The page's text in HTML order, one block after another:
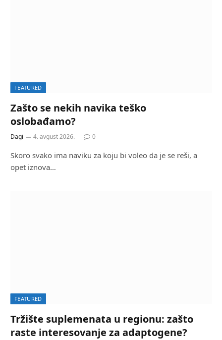
FEATURED
Zašto se nekih navika teško
oslobađamo?
Dagi 4. avgust 2026. 0
Skoro svako ima naviku za koju bi voleo da je se reši, a
opet iznova…
FEATURED
Tržište suplemenata u regionu: zašto
raste interesovanje za adaptogene?